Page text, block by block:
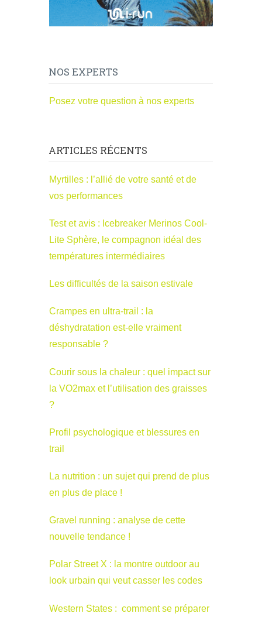
NOS EXPERTS
Posez votre question à nos experts
ARTICLES RÉCENTS
Myrtilles : l’allié de votre santé et de
vos performances
Test et avis : Icebreaker Merinos Cool-
Lite Sphère, le compagnon idéal des
températures intermédiaires
Les difficultés de la saison estivale
Crampes en ultra-trail : la
déshydratation est-elle vraiment
responsable ?
Courir sous la chaleur : quel impact sur
la VO2max et l’utilisation des graisses
?
Profil psychologique et blessures en
trail
La nutrition : un sujet qui prend de plus
en plus de place !
Gravel running : analyse de cette
nouvelle tendance !
Polar Street X : la montre outdoor au
look urbain qui veut casser les codes
Western States : comment se préparer